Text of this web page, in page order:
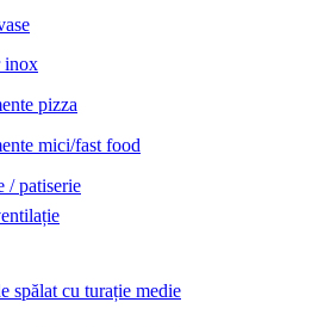
inox
pizza
mici/fast food
/ patiserie
spălat cu turație medie